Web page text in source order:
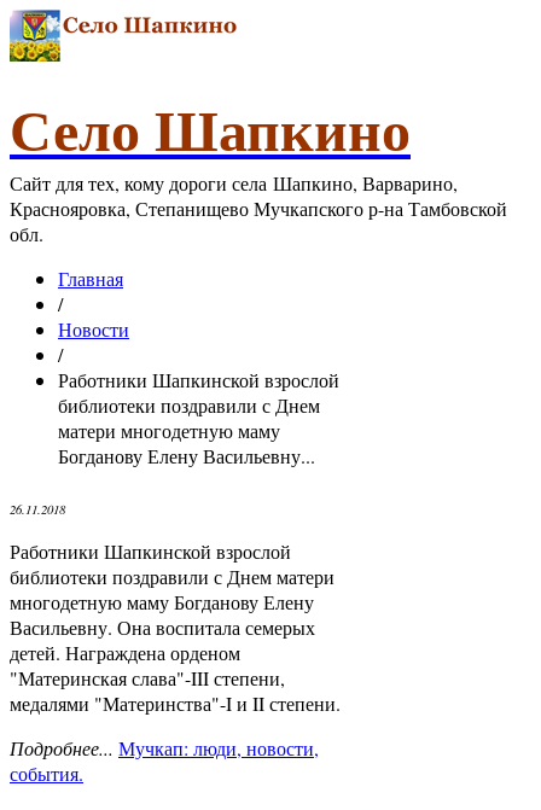
Село Шапкино
Сайт для тех, кому дороги села Шапкино, Варварино,
Краснояровка, Степанищево Мучкапского р-на Тамбовской
обл.
Главная
/
Новости
/
Работники Шапкинской взрослой
библиотеки поздравили с Днем
матери многодетную маму
Богданову Елену Васильевну...
26.11.2018
Работники Шапкинской взрослой
библиотеки поздравили с Днем матери
многодетную маму Богданову Елену
Васильевну. Она воспитала семерых
детей. Награждена орденом
"Материнская слава"-III степени,
медалями "Материнства"-I и II степени.
Подробнее... Мучкап: люди, новости,
события.